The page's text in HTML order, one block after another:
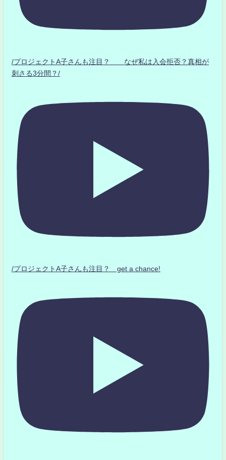
/プロジェクトA子さんも注目？ なぜ私は入会拒否？真相が
刺さる3分間？/
/プロジェクトA子さんも注目？ get a chance!